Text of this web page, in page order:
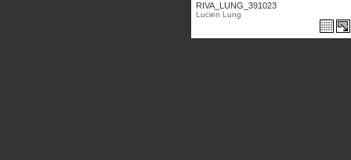
RIVA_LUNG_391023
Lucien Lung